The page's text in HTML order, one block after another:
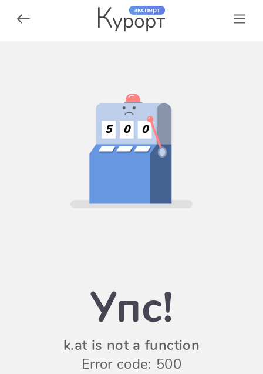
5 0 0
Упс!
k.at is not a function
Error code: 500